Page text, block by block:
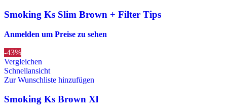
Smoking Ks Slim Brown + Filter Tips
Anmelden um Preise zu sehen
-43%
Vergleichen
Schnellansicht
Zur Wunschliste hinzufügen
Smoking Ks Brown Xl